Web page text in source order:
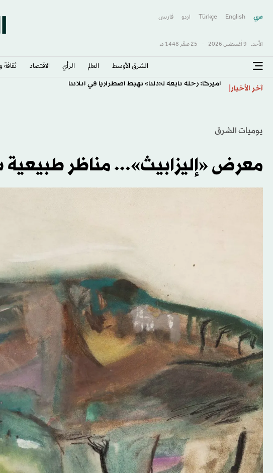
عربي English
Türkçe اردو فارسى
الأحد, 9 أغسطس 2026 - 25 صفَر 1448 هـ
الشرق الأوسط​ العالم الرأي الاقتصاد ثقافة
آخر الأخبار أميركا: رحلة تابعة لـ«دلتا» تهبط اضطرارياً في أتلانتا
يوميات الشرق
معرض «إليزابيث»... مناظر